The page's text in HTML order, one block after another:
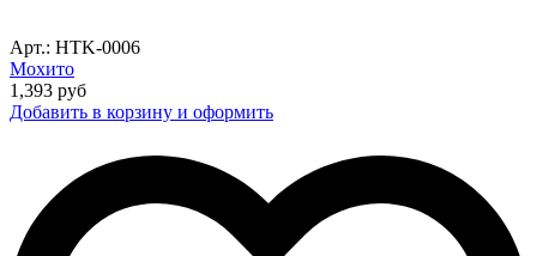
Арт.: HTK-0006
Мохито
1,393 руб
Добавить в корзину и оформить